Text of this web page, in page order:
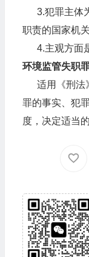
3.犯罪主体
职责的国家机
4.主观方面是
环境监管失职
适用《刑法
罪的事实、犯
度，决定适当的